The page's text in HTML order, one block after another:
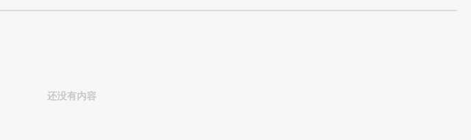
还没有内容